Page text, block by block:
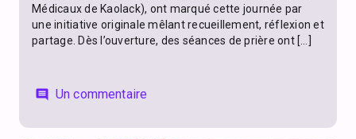
Médicaux de Kaolack), ont marqué cette journée par
une initiative originale mêlant recueillement, réflexion et
partage. Dès l’ouverture, des séances de prière ont […]
comment Un commentaire